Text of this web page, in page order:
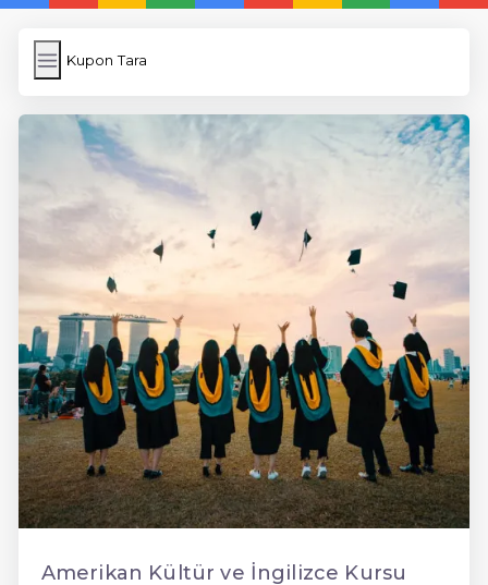
Kupon Tara
Kupon Tara
Image Upload
WP Cache Plugin
Anasayfa
5 Günde İngilizce
İngilizce
Dil Eğitimi
En Hızlı İngilizce
En Kolay İngilizce
En Ucuz İngilizce
En Uygun İngilizce
Amerikan Kültür ve İngilizce Kursu